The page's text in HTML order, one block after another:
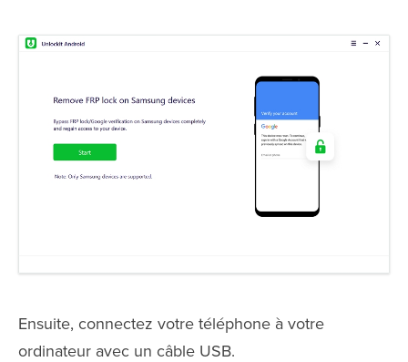
Ensuite, connectez votre téléphone à votre
ordinateur avec un câble USB.